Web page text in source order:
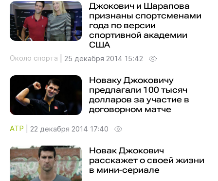
Джокович и Шарапова
признаны спортсменами
года по версии
спортивной академии
США
Около спорта 25 декабря 2014 15:42
Новаку Джоковичу
предлагали 100 тысяч
долларов за участие в
договорном матче
ATP 22 декабря 2014 17:40
Новак Джокович
расскажет о своей жизни
в мини-сериале